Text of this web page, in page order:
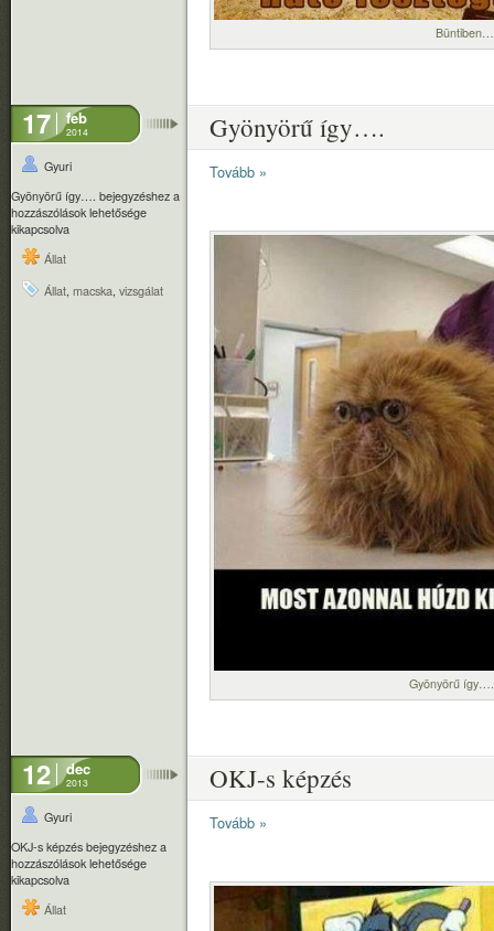
17 feb
2014
Gyuri
Gyönyörű így…. bejegyzéshez a
hozzászólások lehetősége
kikapcsolva
Állat
Állat, macska, vizsgálat
Gyönyörű így….
Tovább »
Gyönyörű így….
12 dec
2013
Gyuri
OKJ-s képzés bejegyzéshez a
hozzászólások lehetősége
kikapcsolva
Állat
OKJ-s képzés
Tovább »